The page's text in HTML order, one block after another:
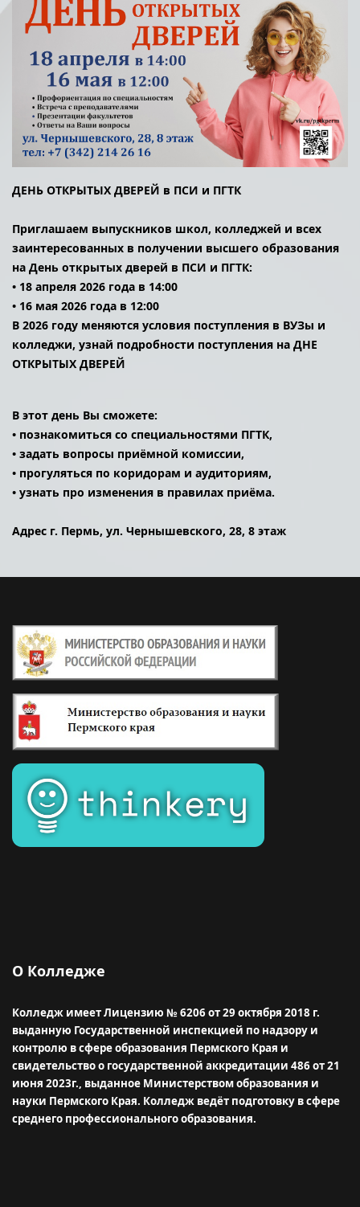
ДЕНЬ ОТКРЫТЫХ ДВЕРЕЙ в ПСИ и ПГТК
Приглашаем выпускников школ, колледжей и всех
заинтересованных в получении высшего образования
на День открытых дверей в ПСИ и ПГТК:
• 18 апреля 2026 года в 14:00
• 16 мая 2026 года в 12:00
В 2026 году меняются условия поступления в ВУЗы и
колледжи, узнай подробности поступления на ДНЕ
ОТКРЫТЫХ ДВЕРЕЙ
В этот день Вы сможете:
• познакомиться со специальностями ПГТК,
• задать вопросы приёмной комиссии,
• прогуляться по коридорам и аудиториям,
• узнать про изменения в правилах приёма.
Адрес г. Пермь, ул. Чернышевского, 28, 8 этаж
О Колледже
Колледж имеет Лицензию № 6206 от 29 октября 2018 г.
выданную Государственной инспекцией по надзору и
контролю в сфере образования Пермского Края и
свидетельство о государственной аккредитации 486 от 21
июня 2023г., выданное Министерством образования и
науки Пермского Края. Колледж ведёт подготовку в сфере
среднего профессионального образования.